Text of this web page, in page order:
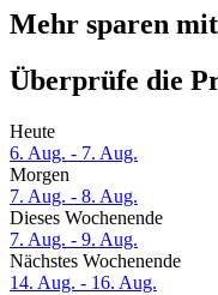
Mehr sparen
Überprüfe die
Heute
6. Aug. - 7. Aug.
Morgen
7. Aug. - 8. Aug.
Dieses Wochenende
7. Aug. - 9. Aug.
Nächstes Wochenende
14. Aug. - 16. Aug.